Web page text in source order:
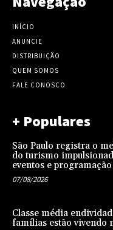
INÍCIO
ANUNCIE
DISTRIBUIÇÃO
QUEM SOMOS
FALE CONOSCO
+ Populares
São Paulo registra o
do turismo
eventos e
07/08/2026
Classe média
famílias estão vivendo